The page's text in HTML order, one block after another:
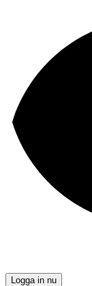
Logga in nu